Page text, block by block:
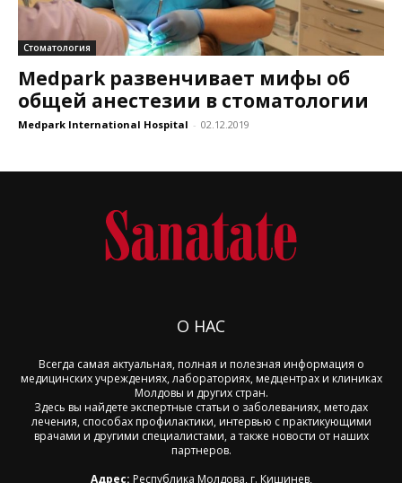
Стоматология
Medpark развенчивает мифы об
общей анестезии в стоматологии
Medpark International Hospital - 02.12.2019
О НАС
Всегда самая актуальная, полная и полезная информация о
медицинских учреждениях, лабораториях, медцентрах и клиниках
Молдовы и других стран.
Здесь вы найдете экспертные статьи о заболеваниях, методах
лечения, способах профилактики, интервью с практикующими
врачами и другими специалистами, а также новости от наших
партнеров.
Адрес: Республика Молдова, г. Кишинев,